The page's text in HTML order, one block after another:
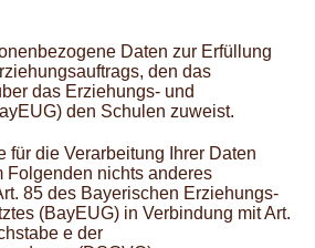
Daten zur Erfüllung
den das
das Erziehungs- und
den Schulen zuweist.
für die Verarbeitung Ihrer Daten
Folgenden nichts anderes
85 des Bayerischen Erziehungs-
(BayEUG) in Verbindung mit Art.
e der